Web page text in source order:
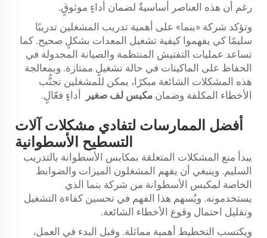
رغم أن هذه العناصر أساسيةٌ لضمان أداءٍ موثوقٍ.
وتؤكد شركة «بنما» على أهمية تدريب المشغلين تدريبًا
سليمًا كي يفهموا كيفية تشغيل المعدات بشكلٍ صحيح. كما
تساعد عمليات التفتيش المنتظمة والصيانة المجدولة في
الحفاظ على الماكينات في حالة تشغيلٍ ممتازة. وبمعالجة
هذه المشكلات الشائعة مبكرًا، يمكن للمشغلين تجنُّب
الأخطاء المكلفة وضمان مكبس لف صغير أداءٍ فعّالٍ.
أفضل الممارسات لتفادي مشكلات آلات
التسطيح الأسطوانية
يبدأ منع المشكلات المتعلقة بمكابس الأسطوانة بالتدريب
السليم. وينبغي أن يفهم المشغلون الميزات والضوابط
الخاصة لمكبس الأسطوانة من شركة بنما الذي
يستخدمونه. ويُسهم هذا الفهم في تحسين كفاءة التشغيل
وتقليل احتمال وقوع الأخطاء الشائعة.
ويكتسب التخطيط أهمية مماثلة. وقبل البدء في العمل،